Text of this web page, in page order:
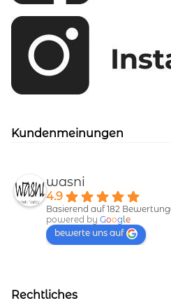
Kundenmeinungen
wasni
4.9
Basierend auf 182
powered by Google
bewerte uns auf
Rechtliches